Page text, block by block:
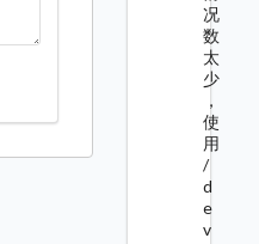
况
数
太
少
，
使
用
/
d
e
v